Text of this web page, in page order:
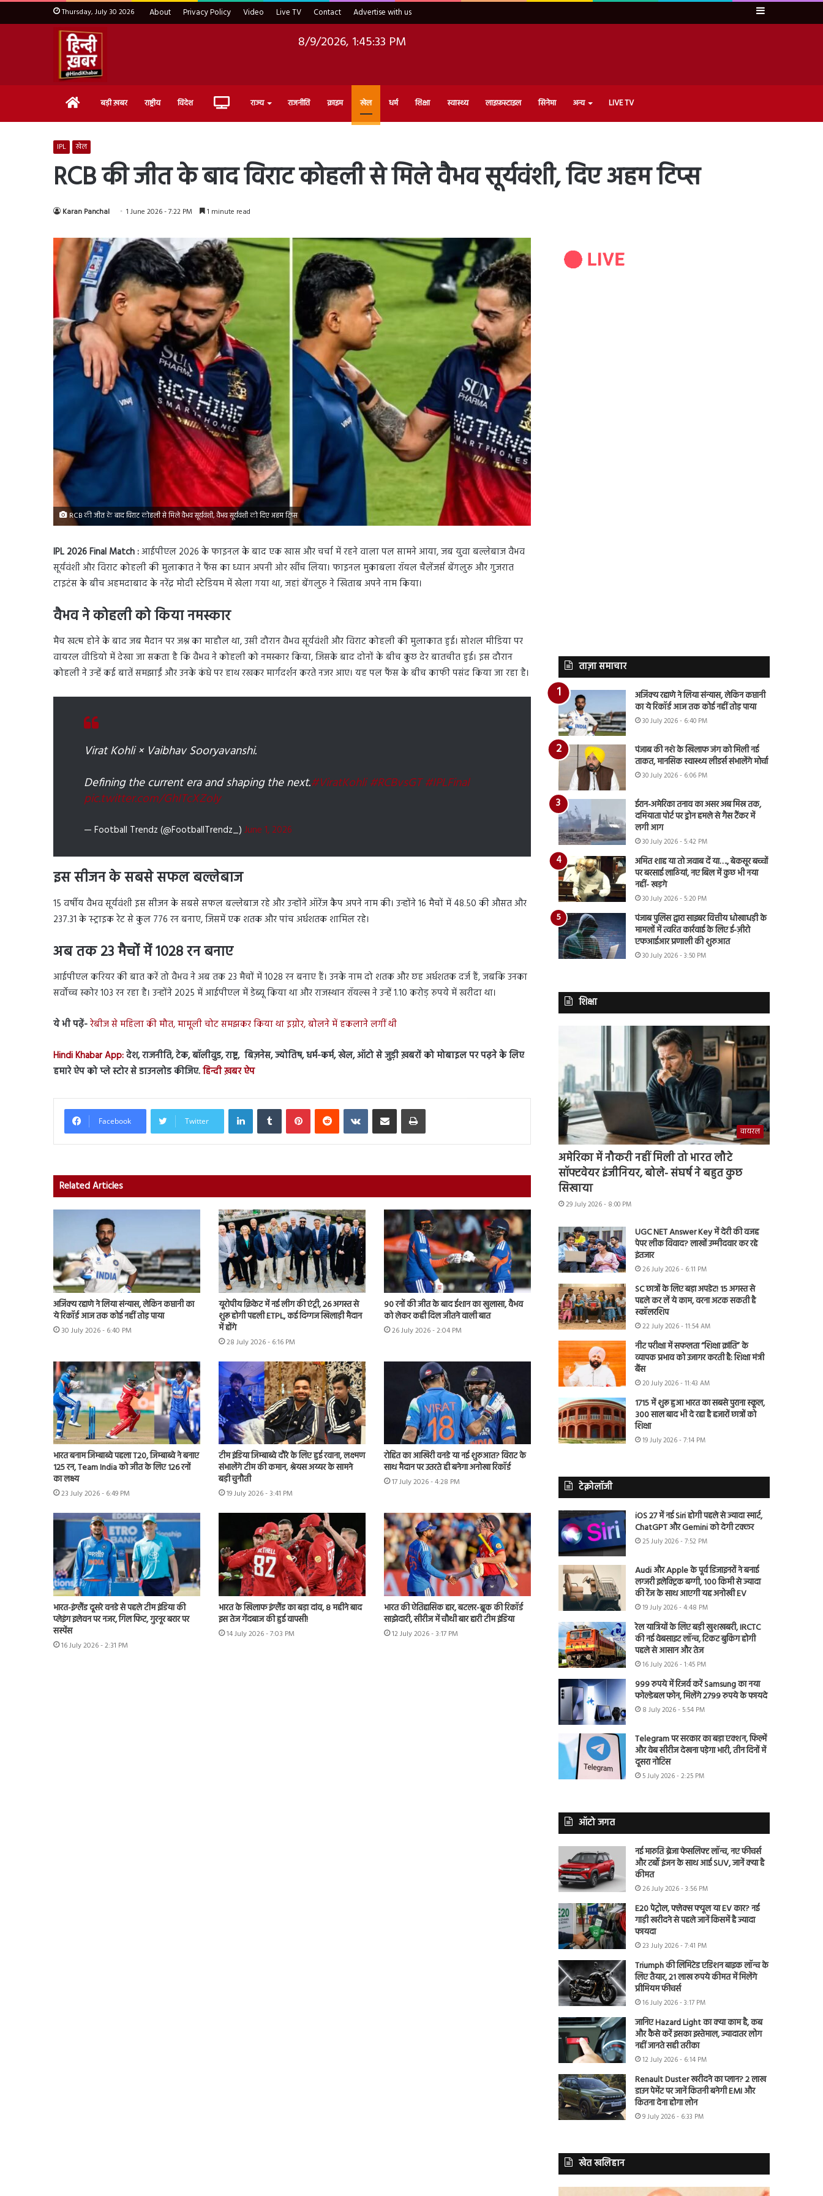
Thursday, July 30 2026 About Privacy Policy Video Live TV Contact Advertise with us Sidebar
8/9/2026, 1:45:35 PM
Home बड़ी ख़बर राष्ट्रीय विदेश Live राज्य राजनीति क्राइम खेल धर्म शिक्षा स्वास्थ्य लाइफ़स्टाइल सिनेमा अन्य LIVE TV
IPL खेल
RCB की जीत के बाद विराट कोहली से मिले वैभव सूर्यवंशी, दिए अहम टिप्स
Karan Panchal 1 June 2026 - 7:22 PM 1 minute read
RCB की जीत के बाद विराट कोहली से मिले वैभव सूर्यवंशी, वैभव सूर्यवंशी को दिए अहम टिप्स
IPL 2026 Final Match :आईपीएल 2026 के फाइनल के बाद एक खास और चर्चा में रहने वाला पल सामने आया, जब युवा बल्लेबाज वैभव
सूर्यवंशी और विराट कोहली की मुलाकात ने फैंस का ध्यान अपनी ओर खींच लिया। फाइनल मुकाबला रॉयल चैलेंजर्स बेंगलुरु और गुजरात
टाइटंस के बीच अहमदाबाद के नरेंद्र मोदी स्टेडियम में खेला गया था, जहां बेंगलुरु ने खिताब अपने नाम किया।
वैभव ने कोहली को किया नमस्कार
मैच खत्म होने के बाद जब मैदान पर जश्न का माहौल था, उसी दौरान वैभव सूर्यवंशी और विराट कोहली की मुलाकात हुई। सोशल मीडिया पर
वायरल वीडियो में देखा जा सकता है कि वैभव ने कोहली को नमस्कार किया, जिसके बाद दोनों के बीच कुछ देर बातचीत हुई। इस दौरान
कोहली ने उन्हें कई बातें समझाईं और उनके कंधे पर हाथ रखकर मार्गदर्शन करते नजर आए। यह पल फैंस के बीच काफी पसंद किया जा रहा है।
Virat Kohli × Vaibhav Sooryavanshi.
Defining the current era and shaping the next.#ViratKohli #RCBvsGT #IPLFinal
pic.twitter.com/GhITcXZoly
— Football Trendz (@FootballTrendz_) June 1, 2026
इस सीजन के सबसे सफल बल्लेबाज
15 वर्षीय वैभव सूर्यवंशी इस सीजन के सबसे सफल बल्लेबाज रहे और उन्होंने ऑरेंज कैप अपने नाम की। उन्होंने 16 मैचों में 48.50 की औसत और
237.31 के स्ट्राइक रेट से कुल 776 रन बनाए, जिसमें एक शतक और पांच अर्धशतक शामिल रहे।
अब तक 23 मैचों में 1028 रन बनाए
आईपीएल करियर की बात करें तो वैभव ने अब तक 23 मैचों में 1028 रन बनाए हैं। उनके नाम दो शतक और छह अर्धशतक दर्ज हैं, जबकि उनका
सर्वोच्च स्कोर 103 रन रहा है। उन्होंने 2025 में आईपीएल में डेब्यू किया था और राजस्थान रॉयल्स ने उन्हें 1.10 करोड़ रुपये में खरीदा था।
ये भी पढ़ें-रेबीज से महिला की मौत, मामूली चोट समझकर किया था इग्नोर, बोलने में हकलाने लगीं थी
Hindi Khabar App:देश, राजनीति, टेक, बॉलीवुड, राष्ट्र, बिज़नेस, ज्योतिष, धर्म-कर्म, खेल, ऑटो से जुड़ी ख़बरों को मोबाइल पर पढ़ने के लिए
हमारे ऐप को प्ले स्टोर से डाउनलोड कीजिए.हिन्दी ख़बर ऐप
Facebook Twitter
LinkedInTumblr PinterestReddit VKontakteShare via Email Print
Related Articles
अजिंक्य रहाणे ने लिया संन्यास, लेकिन कप्तानी का
ये रिकॉर्ड आज तक कोई नहीं तोड़ पाया
30 July 2026 - 6:40 PM
यूरोपीय क्रिकेट में नई लीग की एंट्री, 26 अगस्त से
शुरू होगी पहली ETPL, कई दिग्गज खिलाड़ी मैदान
में होंगे
28 July 2026 - 6:16 PM
90 रनों की जीत के बाद ईशान का खुलासा, वैभव
को लेकर कही दिल जीतने वाली बात
26 July 2026 - 2:04 PM
भारत बनाम जिम्बाब्वे पहला T20, जिम्बाब्वे ने बनाए
125 रन, Team India को जीत के लिए 126 रनों
का लक्ष्य
23 July 2026 - 6:49 PM
टीम इंडिया जिम्बाब्वे दौरे के लिए हुई रवाना, लक्ष्मण
संभालेंगे टीम की कमान, श्रेयस अय्यर के सामने
बड़ी चुनौती
19 July 2026 - 3:41 PM
रोहित का आखिरी वनडे या नई शुरुआत? विराट के
साथ मैदान पर उतरते ही बनेगा अनोखा रिकॉर्ड
17 July 2026 - 4:28 PM
भारत-इंग्लैंड दूसरे वनडे से पहले टीम इंडिया की
प्लेइंग इलेवन पर नजर, गिल फिट, गुरनूर बरार पर
सस्पेंस
16 July 2026 - 2:31 PM
भारत के खिलाफ इंग्लैंड का बड़ा दांव, 8 महीने बाद
इस तेज गेंदबाज की हुई वापसी!
14 July 2026 - 7:03 PM
भारत की ऐतिहासिक हार, बटलर-ब्रूक की रिकॉर्ड
साझेदारी, सीरीज में चौथी बार हारी टीम इंडिया
12 July 2026 - 3:17 PM
ताज़ा समाचार
अजिंक्य रहाणे ने लिया संन्यास, लेकिन कप्तानी
का ये रिकॉर्ड आज तक कोई नहीं तोड़ पाया
30 July 2026 - 6:40 PM
पंजाब की नशे के खिलाफ जंग को मिली नई
ताकत, मानसिक स्वास्थ्य लीडर्स संभालेंगे मोर्चा
30 July 2026 - 6:06 PM
ईरान-अमेरिका तनाव का असर अब मिस्र तक,
दमियाता पोर्ट पर ड्रोन हमले से गैस टैंकर में
लगी आग
30 July 2026 - 5:42 PM
अमित शाह या तो जवाब दें या…., बेकसूर बच्चों
पर बरसाई लाठियां, नए बिल में कुछ भी नया
नहीं- खड़गे
30 July 2026 - 5:20 PM
पंजाब पुलिस द्वारा साइबर वित्तीय धोखाधड़ी के
मामलों में त्वरित कार्रवाई के लिए ई-ज़ीरो
एफआईआर प्रणाली की शुरुआत
30 July 2026 - 3:50 PM
शिक्षा
वायरल
अमेरिका में नौकरी नहीं मिली तो भारत लौटे
सॉफ्टवेयर इंजीनियर, बोले- संघर्ष ने बहुत कुछ
सिखाया
29 July 2026 - 8:00 PM
UGC NET Answer Key में देरी की वजह
पेपर लीक विवाद? लाखों उम्मीदवार कर रहे
इंतजार
26 July 2026 - 6:11 PM
SC छात्रों के लिए बड़ा अपडेट! 15 अगस्त से
पहले कर लें ये काम, वरना अटक सकती है
स्कॉलरशिप
22 July 2026 - 11:54 AM
नीट परीक्षा में सफलता “शिक्षा क्रांति” के
व्यापक प्रभाव को उजागर करती है: शिक्षा मंत्री
बैंस
20 July 2026 - 11:43 AM
1715 में शुरू हुआ भारत का सबसे पुराना स्कूल,
300 साल बाद भी दे रहा है हजारों छात्रों को
शिक्षा
19 July 2026 - 7:14 PM
टेक्नोलॉजी
iOS 27 में नई Siri होगी पहले से ज्यादा स्मार्ट,
ChatGPT और Gemini को देगी टक्कर
25 July 2026 - 7:52 PM
Audi और Apple के पूर्व डिजाइनरों ने बनाई
लग्जरी इलेक्ट्रिक बग्गी, 100 किमी से ज्यादा
की रेंज के साथ आएगी यह अनोखी EV
19 July 2026 - 4:48 PM
रेल यात्रियों के लिए बड़ी खुशखबरी, IRCTC
की नई वेबसाइट लॉन्च, टिकट बुकिंग होगी
पहले से आसान और तेज
16 July 2026 - 1:45 PM
999 रुपये में रिजर्व करें Samsung का नया
फोल्डेबल फोन, मिलेंगे 2799 रुपये के फायदे
8 July 2026 - 5:54 PM
Telegram पर सरकार का बड़ा एक्शन, फिल्में
और वेब सीरीज देखना पड़ेगा भारी, तीन दिनों में
दूसरा नोटिस
5 July 2026 - 2:25 PM
ऑटो जगत
नई मारुति ब्रेजा फेसलिफ्ट लॉन्च, नए फीचर्स
और टर्बो इंजन के साथ आई SUV, जानें क्या है
कीमत
26 July 2026 - 3:56 PM
E20 पेट्रोल, फ्लेक्स फ्यूल या EV कार? नई
गाड़ी खरीदने से पहले जानें किसमें है ज्यादा
फायदा
23 July 2026 - 7:41 PM
Triumph की लिमिटेड एडिशन बाइक लॉन्च के
लिए तैयार, 21 लाख रुपये कीमत में मिलेंगे
प्रीमियम फीचर्स
16 July 2026 - 3:17 PM
जानिए Hazard Light का क्या काम है, कब
और कैसे करें इसका इस्तेमाल, ज्यादातर लोग
नहीं जानते सही तरीका
12 July 2026 - 6:14 PM
Renault Duster खरीदने का प्लान? 2 लाख
डाउन पेमेंट पर जानें कितनी बनेगी EMI और
कितना देना होगा लोन
9 July 2026 - 6:33 PM
खेत खलिहान